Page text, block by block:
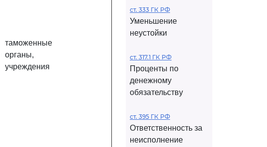
таможенные
органы,
учреждения
ст. 333 ГК РФ
Уменьшение
неустойки
ст. 317.1 ГК РФ
Проценты по
денежному
обязательству
ст. 395 ГК РФ
Ответственность за
неисполнение